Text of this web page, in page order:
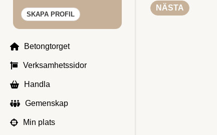
SKAPA PROFIL
Betongtorget
Verksamhetssidor
Handla
Gemenskap
Min plats